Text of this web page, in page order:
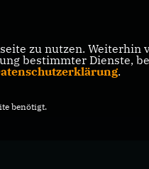
zu nutzen.
bestimmter Dienste,
.
benötigt.